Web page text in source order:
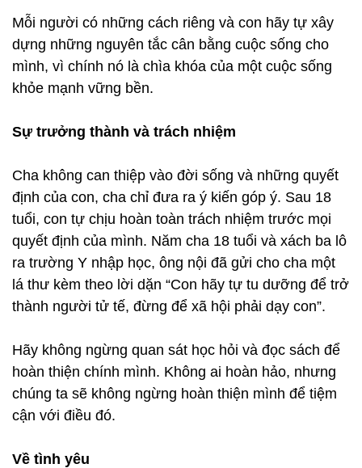
Mỗi người có những cách riêng và con hãy tự xây
dựng những nguyên tắc cân bằng cuộc sống cho
mình, vì chính nó là chìa khóa của một cuộc sống
khỏe mạnh vững bền.
Sự trưởng thành và trách nhiệm
Cha không can thiệp vào đời sống và những quyết
định của con, cha chỉ đưa ra ý kiến góp ý. Sau 18
tuổi, con tự chịu hoàn toàn trách nhiệm trước mọi
quyết định của mình. Năm cha 18 tuổi và xách ba lô
ra trường Y nhập học, ông nội đã gửi cho cha một
lá thư kèm theo lời dặn “Con hãy tự tu dưỡng để trở
thành người tử tế, đừng để xã hội phải dạy con”.
Hãy không ngừng quan sát học hỏi và đọc sách để
hoàn thiện chính mình. Không ai hoàn hảo, nhưng
chúng ta sẽ không ngừng hoàn thiện mình để tiệm
cận với điều đó.
Về tình yêu